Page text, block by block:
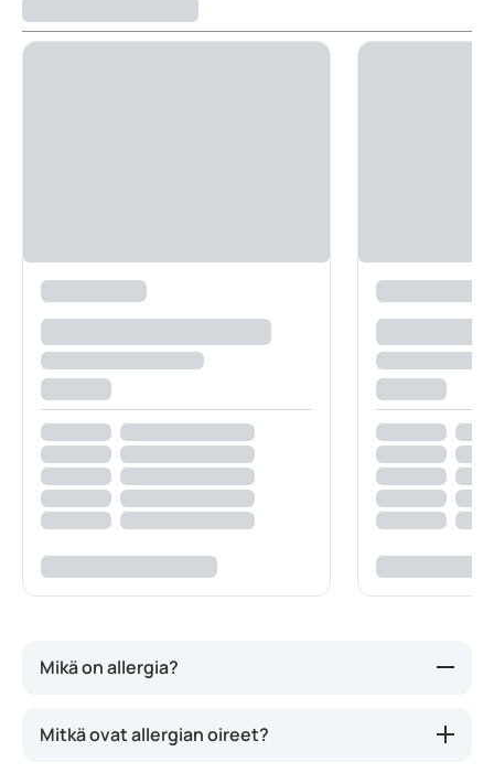
Mikä on allergia?
immuunijärjestelmä reagoi ulkoisiin aineisiin, joihin
Mitkä ovat allergian oireet?